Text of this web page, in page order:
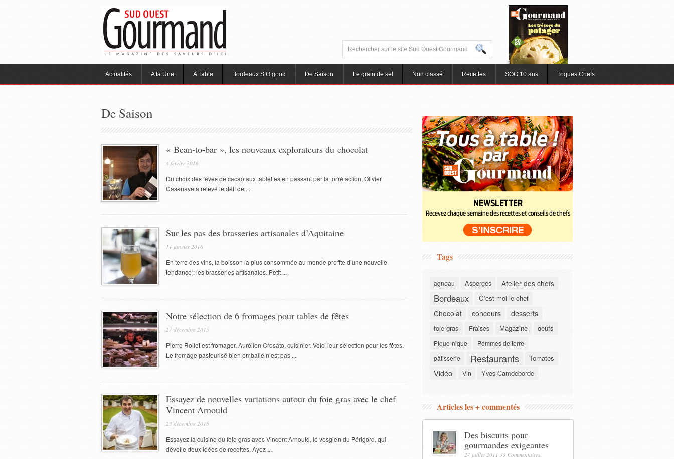
Actualités A la Une A Table Bordeaux S.O good De Saison Le grain de sel Non classé Recettes SOG 10 ans Toques Chefs
De Saison
« Bean-to-bar », les nouveaux explorateurs du chocolat
4 février 2016
Du choix des fèves de cacao aux tablettes en passant par la torréfaction, Olivier
Casenave a relevé le défi de ...
Sur les pas des brasseries artisanales d’Aquitaine
11 janvier 2016
En terre des vins, la boisson la plus consommée au monde profite d’une nouvelle
tendance : les brasseries artisanales. Petit ...
Notre sélection de 6 fromages pour tables de fêtes
27 décembre 2015
Pierre Rollet est fromager, Aurélien Crosato, cuisinier. Voici leur sélection pour les fêtes.
Le fromage pasteurisé bien emballé n’est pas ...
Essayez de nouvelles variations autour du foie gras avec le chef
Vincent Arnould
23 décembre 2015
Essayez la cuisine du foie gras avec Vincent Arnould, le vosgien du Périgord, qui
dévoile deux idées de recettes. Ayez ...
Tags
agneau Asperges Atelier des chefs
Bordeaux C'est moi le chef
Chocolat concours desserts
foie gras Fraises Magazine oeufs
Pique-nique
Pommes de terre
pâtisserie
Restaurants Tomates
Vidéo Vin Yves Camdeborde
Articles les + commentés
Des biscuits pour
gourmandes exigeantes
27 juillet 2011 33 Commentaires